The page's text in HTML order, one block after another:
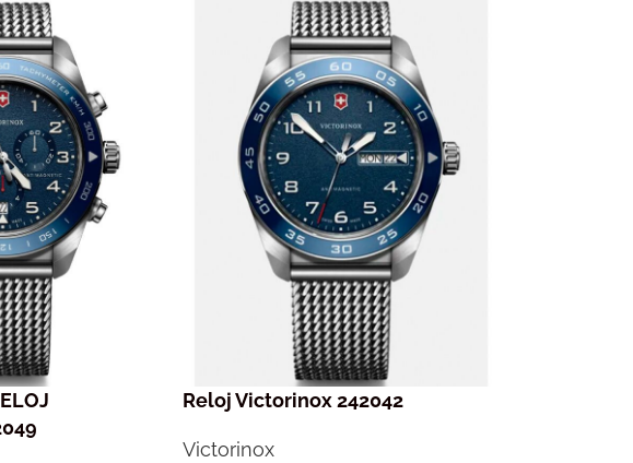
Reloj Victorinox 242042
Victorinox